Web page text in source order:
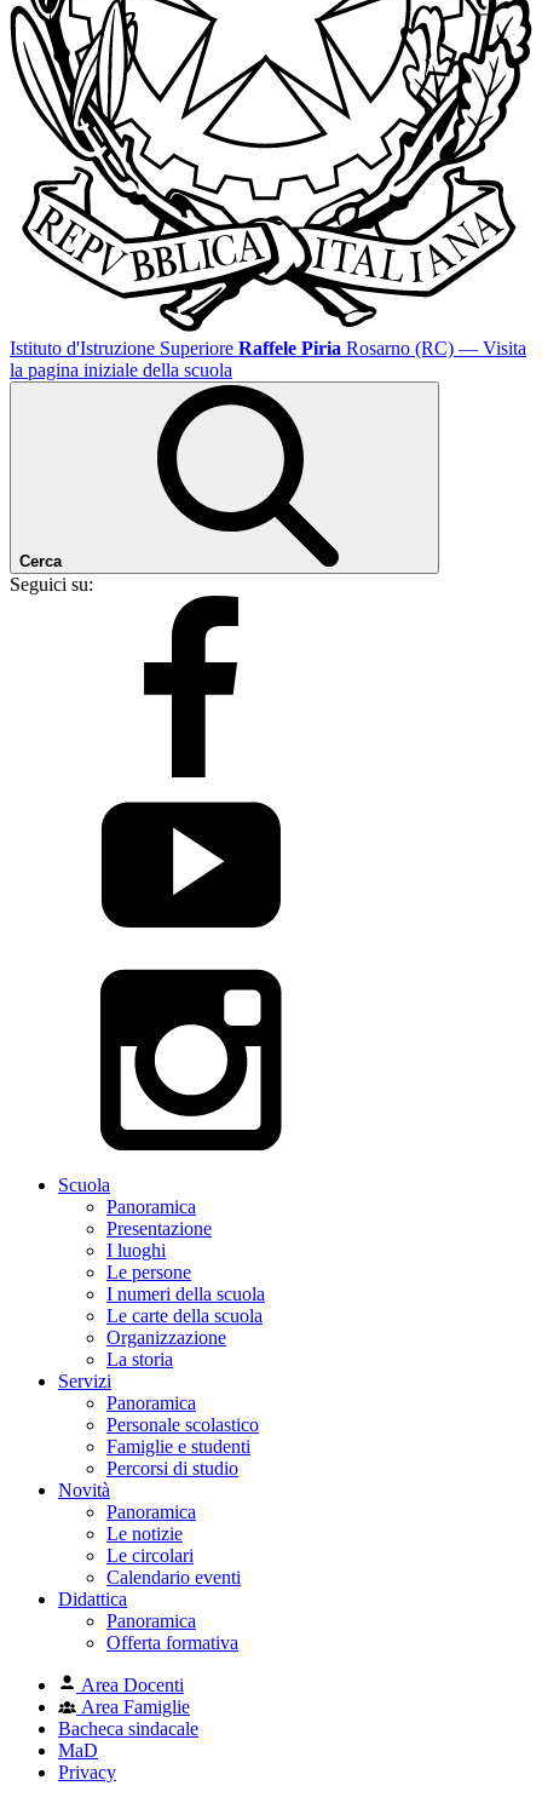
Istituto d'Istruzione Superiore Raffele Piria Rosarno (RC) — Visita
la pagina iniziale della scuola
Cerca
Seguici su:
Scuola
Panoramica
Presentazione
I luoghi
Le persone
I numeri della scuola
Le carte della scuola
Organizzazione
La storia
Servizi
Panoramica
Personale scolastico
Famiglie e studenti
Percorsi di studio
Novità
Panoramica
Le notizie
Le circolari
Calendario eventi
Didattica
Panoramica
Offerta formativa
Area Docenti
Area Famiglie
Bacheca sindacale
MaD
Privacy